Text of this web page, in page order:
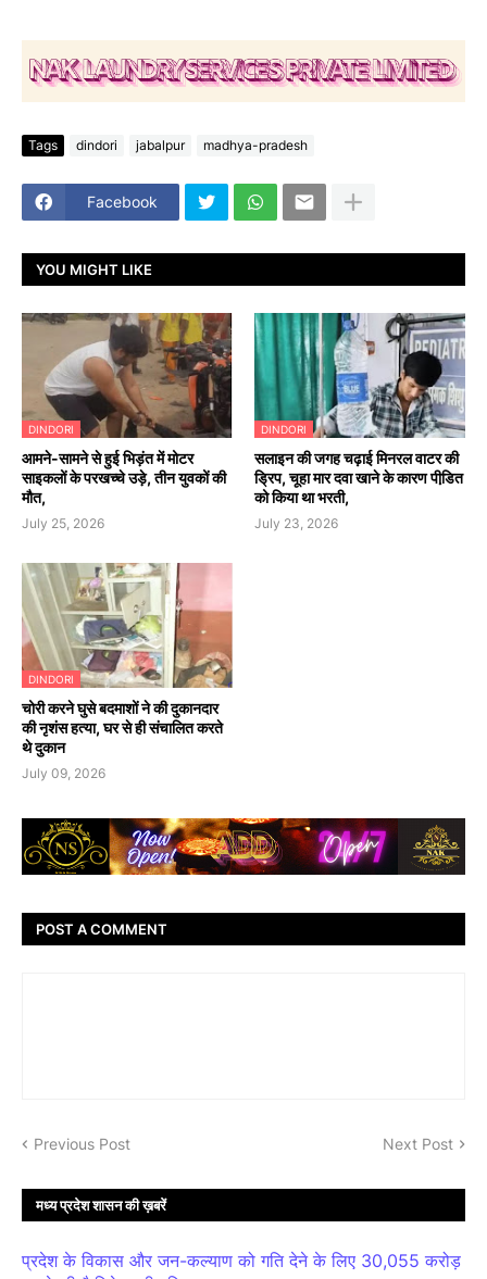
Tags dindori jabalpur madhya-pradesh
Facebook
YOU MIGHT LIKE
DINDORI
आमने-सामने से हुई भिड़ंत में मोटर
साइकलों के परखच्चे उड़े, तीन युवकों की
मौत,
July 25, 2026
DINDORI
सलाइन की जगह चढ़ाई मिनरल वाटर की
ड्रिप, चूहा मार दवा खाने के कारण पीडि़त
को किया था भरती,
July 23, 2026
DINDORI
चोरी करने घुसे बदमाशों ने की दुकानदार
की नृशंस हत्या, घर से ही संचालित करते
थे दुकान
July 09, 2026
POST A COMMENT
Previous Post Next Post
मध्य प्रदेश शासन की ख़बरें
प्रदेश के विकास और जन-कल्याण को गति देने के लिए 30,055 करोड़